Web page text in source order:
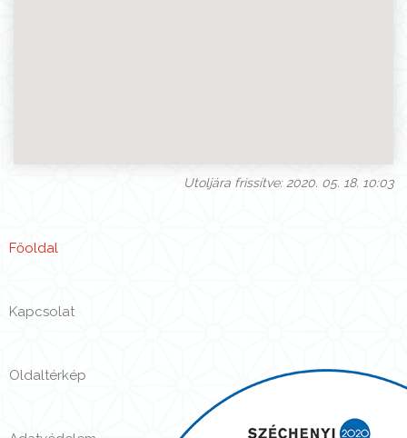
Utoljára frissítve: 2020. 05. 18. 10:03
Főoldal
Kapcsolat
Oldaltérkép